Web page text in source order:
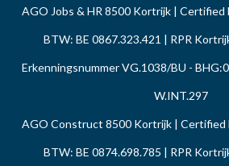
AGO Jobs & HR 8500 Kortrijk | Certified
BTW: BE 0867.323.421 | RPR
Erkenningsnummer VG.1038/BU -
W.INT.297
AGO Construct 8500 Kortrijk | Certified
BTW: BE 0874.698.785 | RPR